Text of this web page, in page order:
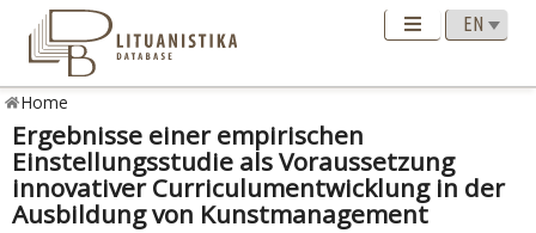
Home
Ergebnisse einer empirischen
Einstellungsstudie als Voraussetzung
innovativer Curriculumentwicklung in der
Ausbildung von Kunstmanagement